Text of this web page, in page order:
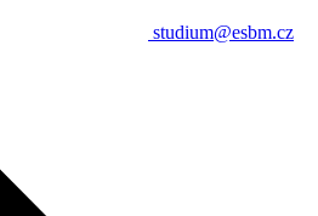
studium@esbm.cz